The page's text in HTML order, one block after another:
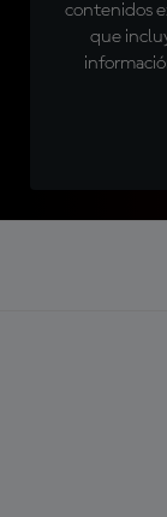
contenidos
que